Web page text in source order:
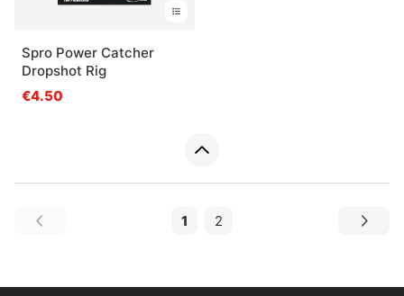
Spro Power Catcher
Dropshot Rig
€4.50
1 2